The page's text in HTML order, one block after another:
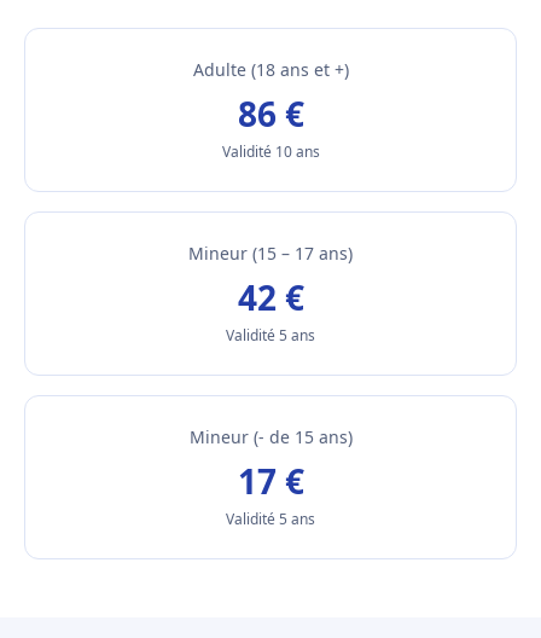
Adulte (18 ans et +)
86 €
Validité 10 ans
Mineur (15 – 17 ans)
42 €
Validité 5 ans
Mineur (- de 15 ans)
17 €
Validité 5 ans